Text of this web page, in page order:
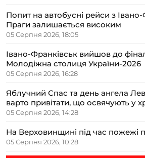
Попит на автобусні рейси з
Праги залишається високим
05 Серпня 2026, 18:05
Івано-Франківськ вийшов до
Молодіжна столиця України-2026
05 Серпня 2026, 16:28
Яблучний Спас та день ангела
варто привітати, що освячують у
прикмети передбачають осінь
05 Серпня 2026, 14:28
На Верховинщині під час пожежі
05 Серпня 2026, 10:28